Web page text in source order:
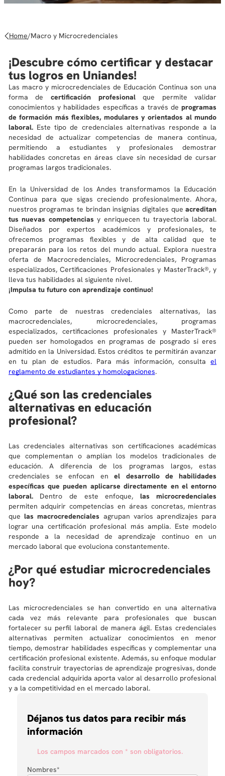
Home/Macro y Microcredenciales
¡Descubre cómo certificar y destacar
tus logros en Uniandes!
Las macro y microcredenciales de Educación Continua son una
forma de certificación profesionalque permite validar
conocimientos y habilidades específicas a través deprogramas
de formación más flexibles, modulares y orientados al mundo
laboral.Este tipo de credenciales alternativas responde a la
necesidad de actualizar competencias de manera continua,
permitiendo a estudiantes y profesionales demostrar
habilidades concretas en áreas clave sin necesidad de cursar
programas largos tradicionales.
En la Universidad de los Andes transformamos la Educación
Continua para que sigas creciendo profesionalmente. Ahora,
nuestros programas te brindan insignias digitales queacreditan
tus nuevas competencias y enriquecen tu trayectoria laboral.
Diseñados por expertos académicos y profesionales, te
ofrecemos programas flexibles y de alta calidad que te
prepararán para los retos del mundo actual. Explora nuestra
oferta de Macrocredenciales, Microcredenciales, Programas
especializados, Certificaciones Profesionales y MasterTrack®, y
lleva tus habilidades al siguiente nivel.
¡Impulsa tu futuro con aprendizaje continuo!
Como parte de nuestras credenciales alternativas, las
macrocredenciales, microcredenciales, programas
especializados, certificaciones profesionales y MasterTrack®
pueden ser homologados en programas de posgrado si eres
admitido en la Universidad. Estos créditos te permitirán avanzar
en tu plan de estudios. Para más información, consultael
reglamento de estudiantes y homologaciones.
¿Qué son las credenciales
alternativas en educación
profesional?
Las credenciales alternativas son certificaciones académicas
que complementan o amplían los modelos tradicionales de
educación. A diferencia de los programas largos, estas
credenciales se enfocan enel desarrollo de habilidades
específicas que pueden aplicarse directamente en el entorno
laboral.Dentro de este enfoque, las microcredenciales
permiten adquirir competencias en áreas concretas, mientras
que las macrocredenciales agrupan varios aprendizajes para
lograr una certificación profesional más amplia. Este modelo
responde a la necesidad de aprendizaje continuo en un
mercado laboral que evoluciona constantemente.
¿Por qué estudiar microcredenciales
hoy?
Las microcredenciales se han convertido en una alternativa
cada vez más relevante para profesionales que buscan
fortalecer su perfil laboral de manera ágil. Estas credenciales
alternativas permiten actualizar conocimientos en menor
tiempo, demostrar habilidades específicas y complementar una
certificación profesional existente. Además, su enfoque modular
facilita construir trayectorias de aprendizaje progresivas, donde
cada credencial adquirida aporta valor al desarrollo profesional
y a la competitividad en el mercado laboral.
Déjanos tus datos para recibir más
información
Los campos marcados con * son obligatorios.
Nombres*